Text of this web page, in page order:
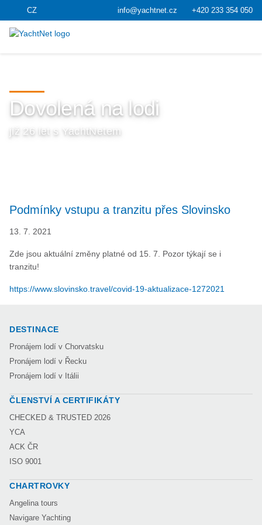
CZ info@yachtnet.cz +420 233 354 050
Dovolená na lodi
již 26 let s YachtNetem
Podmínky vstupu a tranzitu přes Slovinsko
13. 7. 2021
Zde jsou aktuální změny platné od 15. 7. Pozor týkají se i
tranzitu!
https://www.slovinsko.travel/covid-19-aktualizace-1272021
DESTINACE
Pronájem lodí v Chorvatsku
Pronájem lodí v Řecku
Pronájem lodí v Itálii
ČLENSTVÍ A CERTIFIKÁTY
CHECKED & TRUSTED 2026
YCA
ACK ČR
ISO 9001
CHARTROVKY
Angelina tours
Navigare Yachting